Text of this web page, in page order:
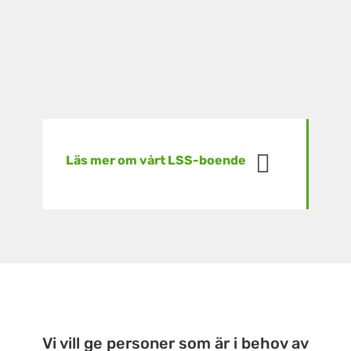
Läs mer om vårt LSS-boende
Vi vill ge personer som är i behov av